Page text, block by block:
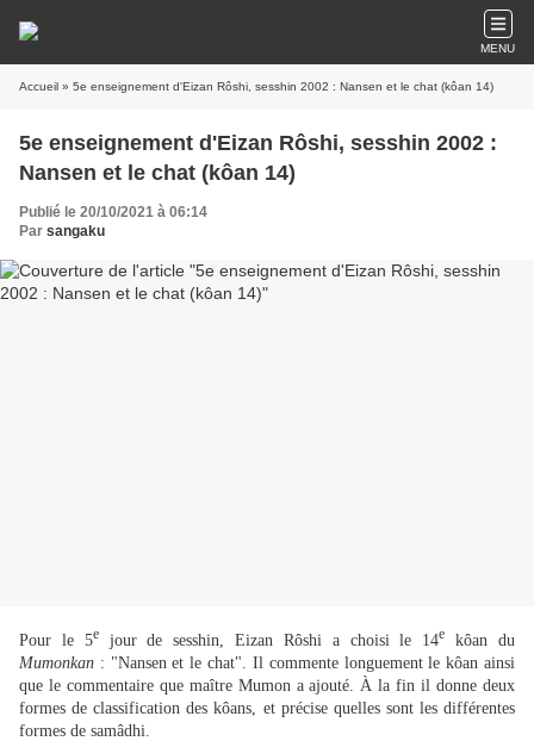
MENU
Accueil » 5e enseignement d'Eizan Rôshi, sesshin 2002 : Nansen et le chat (kôan 14)
5e enseignement d'Eizan Rôshi, sesshin 2002 :
Nansen et le chat (kôan 14)
Publié le 20/10/2021 à 06:14
Par sangaku
Pour le 5ejour de sesshin, Eizan Rôshi a choisi le 14e
kôan du
Mumonkan : "Nansen et le chat". Il commente longuement le kôan ainsi
que le commentaire que maître Mumon a ajouté. À la fin il donne deux
formes de classification des kôans, et précise quelles sont les différentes
formes de samâdhi.